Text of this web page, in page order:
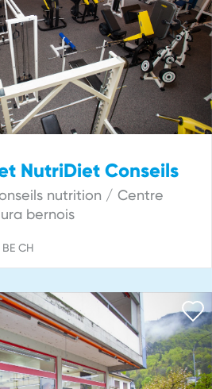
NutriDiet Conseils
nutrition / Centre
bernois
BE CH